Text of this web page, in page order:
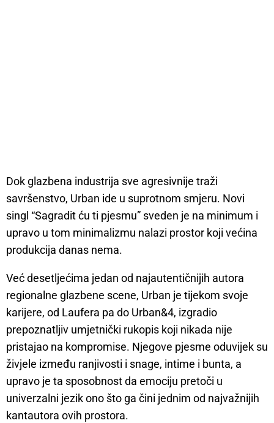
Dok glazbena industrija sve agresivnije traži
savršenstvo, Urban ide u suprotnom smjeru. Novi
singl “Sagradit ću ti pjesmu” sveden je na minimum i
upravo u tom minimalizmu nalazi prostor koji većina
produkcija danas nema.
Već desetljećima jedan od najautentičnijih autora
regionalne glazbene scene, Urban je tijekom svoje
karijere, od Laufera pa do Urban&4, izgradio
prepoznatljiv umjetnički rukopis koji nikada nije
pristajao na kompromise. Njegove pjesme oduvijek su
živjele između ranjivosti i snage, intime i bunta, a
upravo je ta sposobnost da emociju pretoči u
univerzalni jezik ono što ga čini jednim od najvažnijih
kantautora ovih prostora.